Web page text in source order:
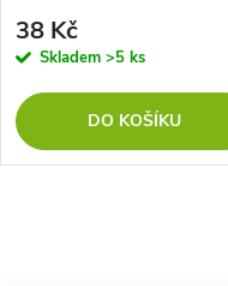
38 Kč
Skladem >5 ks
DO KOŠÍKU